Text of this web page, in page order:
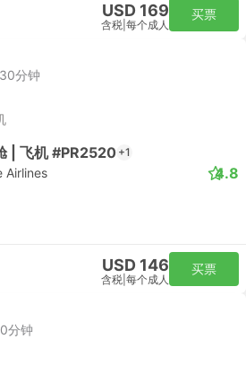
USD 169
含税 每个成人
买票
分钟
| 飞机 #PR2520 +1
Airlines 4.8
USD 146
含税 每个成人
买票
分钟